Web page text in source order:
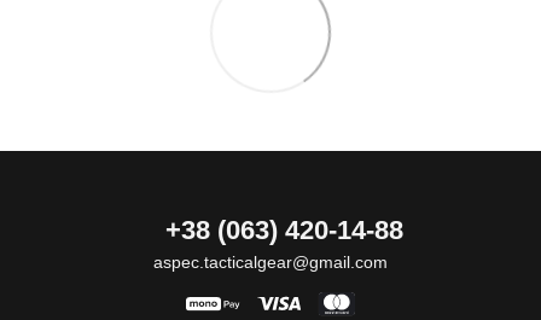
+38 (063) 420-14-88
aspec.tacticalgear@gmail.com